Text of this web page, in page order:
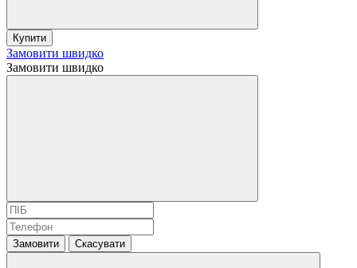
Купити
Замовити швидко
Замовити швидко
Замовити Скасувати